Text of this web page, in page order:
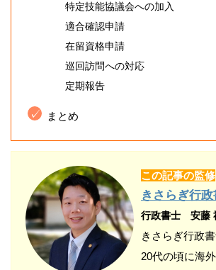
特定技能協議会への加入
適合確認申請
在留資格申請
巡回訪問への対応
定期報告
まとめ
この記事の監修
きさらぎ行
行政書士 安藤
きさらぎ行政
20代の頃に海